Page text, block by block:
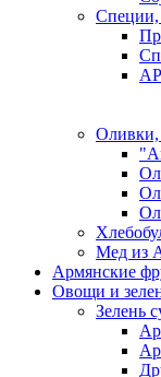
Оливки,
Мед из
Армянские
Овощи и
Зелень